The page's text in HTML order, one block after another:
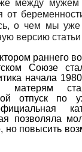
между
от
о чем мы уже
версию
раннего
Союзе
начала
отпуск по
позволяла
но повысить